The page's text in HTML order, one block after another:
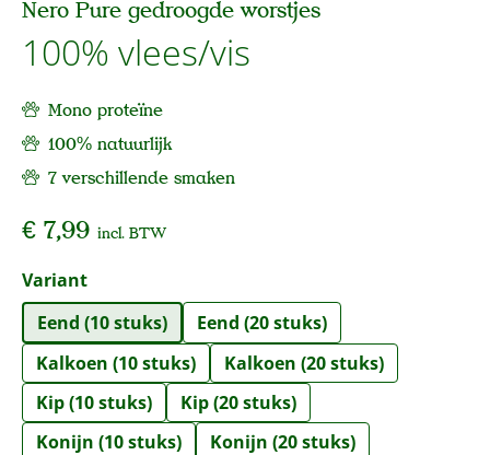
Nero Pure gedroogde worstjes
100% vlees/vis
Mono proteïne
100% natuurlijk
7 verschillende smaken
€ 7,99 incl. BTW
Selecteer
Variant
Eend (10 stuks)
Eend (20 stuks)
Kalkoen (10 stuks)
Kalkoen (20 stuks)
Kip (10 stuks)
Kip (20 stuks)
Konijn (10 stuks)
Konijn (20 stuks)